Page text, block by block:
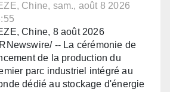
Chine, sam., août 8 2026
Chine, 8 août 2026
-- La cérémonie de
de la production du
parc industriel intégré au
dédié au stockage d'énergie